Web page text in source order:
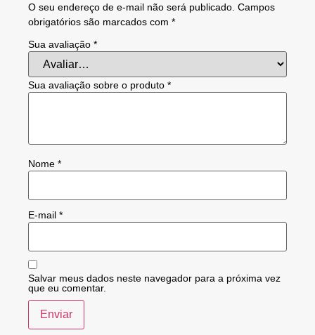
O seu endereço de e-mail não será publicado. Campos
obrigatórios são marcados com *
Sua avaliação *
Sua avaliação sobre o produto *
Nome *
E-mail *
Salvar meus dados neste navegador para a próxima vez
que eu comentar.